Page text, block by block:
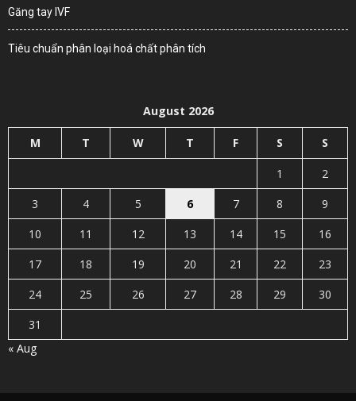
Găng tay IVF
Tiêu chuẩn phân loại hoá chất phân tích
August 2026
M T W T F S S
1
2
3
4 5 6 7 8
9
10
11 12 13 14 15
16
17
18 19 20 21 22
23
24
25 26 27 28 29
30
31
« Aug